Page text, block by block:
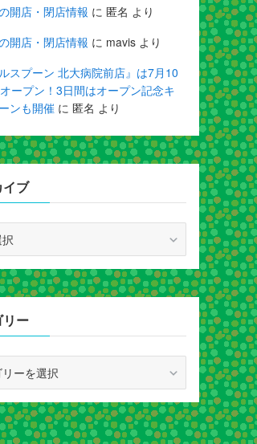
開店・閉店情報 に 匿名 より
開店・閉店情報 に mavis より
ルスプーン 北大病院前店』は7月10
ープン！3日間はオープン記念キ
ンも開催 に 匿名 より
イブ
リー